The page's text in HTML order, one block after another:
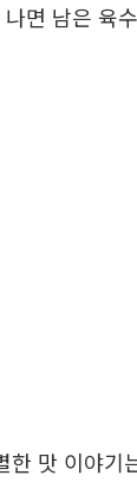
면 남은 육
이야기는